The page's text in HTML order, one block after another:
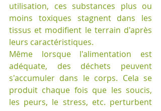
utilisation, ces substances plus ou
moins toxiques stagnent dans les
tissus et modifient le terrain d'après
leurs caractéristiques.
Même lorsque l'alimentation est
adéquate, des déchets peuvent
s'accumuler dans le corps. Cela se
produit chaque fois que les soucis,
les peurs, le stress, etc. perturbent